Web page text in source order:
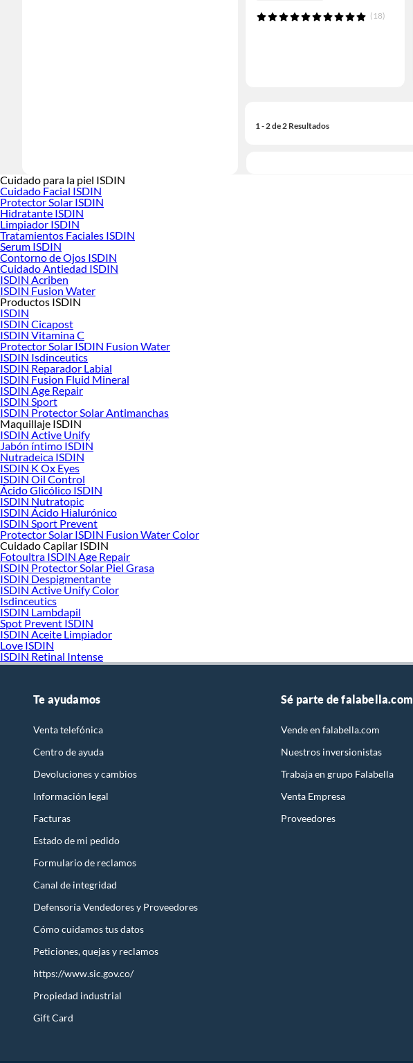
(18)
1 - 2 de 2 Resultados
Cuidado para la piel ISDIN
Cuidado Facial ISDIN
Protector Solar ISDIN
Hidratante ISDIN
Limpiador ISDIN
Tratamientos Faciales ISDIN
Serum ISDIN
Contorno de Ojos ISDIN
Cuidado Antiedad ISDIN
ISDIN Acriben
ISDIN Fusion Water
Productos ISDIN
ISDIN
ISDIN Cicapost
ISDIN Vitamina C
Protector Solar ISDIN Fusion Water
ISDIN Isdinceutics
ISDIN Reparador Labial
ISDIN Fusion Fluid Mineral
ISDIN Age Repair
ISDIN Sport
ISDIN Protector Solar Antimanchas
Maquillaje ISDIN
ISDIN Active Unify
Jabón íntimo ISDIN
Nutradeica ISDIN
ISDIN K Ox Eyes
ISDIN Oil Control
Ácido Glicólico ISDIN
ISDIN Nutratopic
ISDIN Ácido Hialurónico
ISDIN Sport Prevent
Protector Solar ISDIN Fusion Water Color
Cuidado Capilar ISDIN
Fotoultra ISDIN Age Repair
ISDIN Protector Solar Piel Grasa
ISDIN Despigmentante
ISDIN Active Unify Color
Isdinceutics
ISDIN Lambdapil
Spot Prevent ISDIN
ISDIN Aceite Limpiador
Love ISDIN
ISDIN Retinal Intense
Te ayudamos
Venta telefónica
Centro de ayuda
Devoluciones y cambios
Información legal
Facturas
Estado de mi pedido
Formulario de reclamos
Canal de integridad
Defensoría Vendedores y Proveedores
Cómo cuidamos tus datos
Peticiones, quejas y reclamos
https://www.sic.gov.co/
Propiedad industrial
Gift Card
Sé parte de falabella.com
Vende en falabella.com
Nuestros inversionistas
Trabaja en grupo Falabella
Venta Empresa
Proveedores